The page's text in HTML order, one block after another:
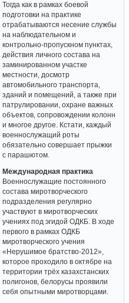
Тогда как в рамках боевой
подготовки на практике
отрабатываются несение службы
на наблюдательном и
контрольно-пропускном пунктах,
действия личного состава на
заминированном участке
местности, досмотр
автомобильного транспорта,
зданий и помещений, а также при
патрулировании, охране важных
объектов, сопровождении колонн
и многое другое. Кстати, каждый
военнослужащий роты
обязательно совершает прыжки
с парашютом.
Международная практика
Военнослужащие постоянного
состава миротворческого
подразделения регулярно
участвуют в миротворческих
учениях под эгидой ОДКБ. В ходе
первого в рамках ОДКБ
миротворческого учения
«Нерушимое братство-2012»,
которое проходило в октябре на
территории трёх казахстанских
полигонов, белорусы проявили
себя опытными миротворцами.